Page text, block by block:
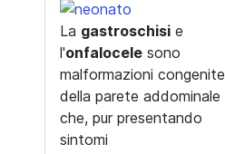
La gastroschisi e
l'onfalocele sono
malformazioni congenite
della parete addominale
che, pur presentando
sintomi